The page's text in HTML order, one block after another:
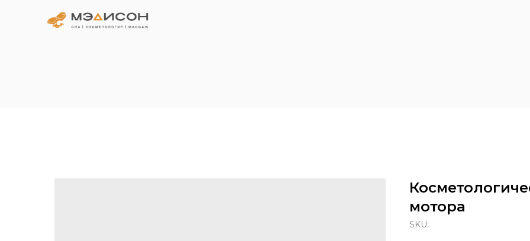
Напишите нам и и мы свяжемся с вами
в ближайшее время
мотора
SKU: